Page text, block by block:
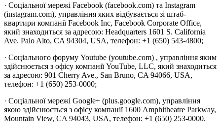
· Соціальної мережі Facebook (facebook.com) та Instagram
(instagram.com), управління яких відбувається зі штаб-
квартири компанії Facebook Inc, Facebook Corporate Office,
який знаходиться за адресою: Headquarters 1601 S. California
Ave. Palo Alto, CA 94304, USA, телефон: +1 (650) 543-4800;
· Соціального форуму Youtube (youtube.com) , управління яким
здійснюється з офісу компанії YouTube, LLC, який знаходиться
за адресою: 901 Cherry Ave., San Bruno, CA 94066, USA,
телефон: +1 (650) 253-0000;
· Соціальної мережі Google+ (plus.google.com), управління
якою здійснюється з офісу компанії 1600 Amphitheatre Parkway,
Mountain View, CA 94043, USA, телефон: +1 (650) 253-0000.